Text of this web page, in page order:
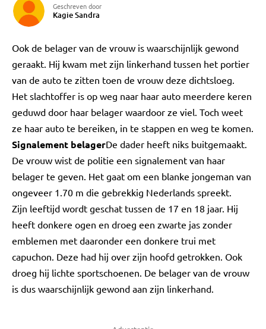
Geschreven door
Kagie Sandra
Ook de belager van de vrouw is waarschijnlijk gewond
geraakt. Hij kwam met zijn linkerhand tussen het portier
van de auto te zitten toen de vrouw deze dichtsloeg.
Het slachtoffer is op weg naar haar auto meerdere keren
geduwd door haar belager waardoor ze viel. Toch weet
ze haar auto te bereiken, in te stappen en weg te komen.
Signalement belagerDe dader heeft niks buitgemaakt.
De vrouw wist de politie een signalement van haar
belager te geven. Het gaat om een blanke jongeman van
ongeveer 1.70 m die gebrekkig Nederlands spreekt.
Zijn leeftijd wordt geschat tussen de 17 en 18 jaar. Hij
heeft donkere ogen en droeg een zwarte jas zonder
emblemen met daaronder een donkere trui met
capuchon. Deze had hij over zijn hoofd getrokken. Ook
droeg hij lichte sportschoenen. De belager van de vrouw
is dus waarschijnlijk gewond aan zijn linkerhand.